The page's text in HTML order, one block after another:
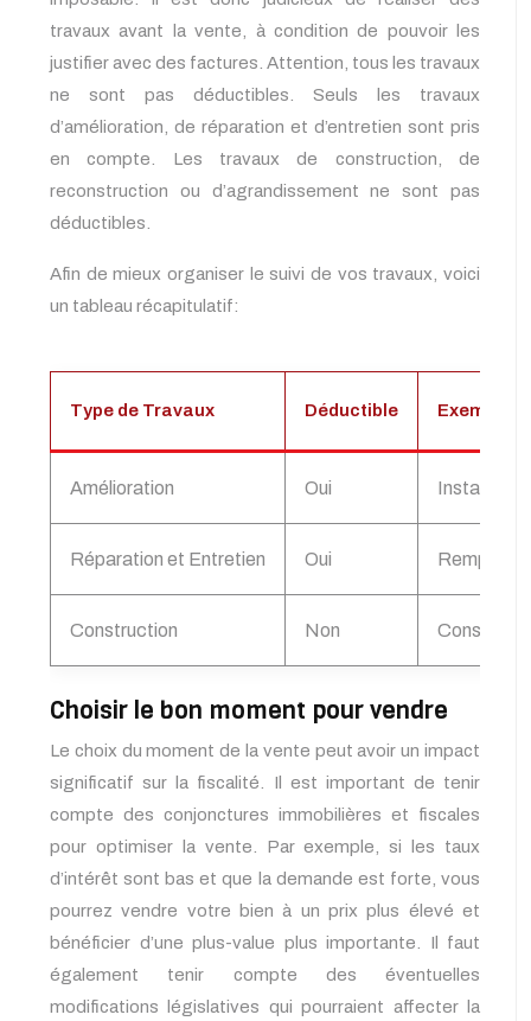
travaux avant la vente, à condition de pouvoir les
justifier avec des factures. Attention, tous les travaux
ne sont pas déductibles. Seuls les travaux
d’amélioration, de réparation et d’entretien sont pris
en compte. Les travaux de construction, de
reconstruction ou d’agrandissement ne sont pas
déductibles.
Afin de mieux organiser le suivi de vos travaux, voici
un tableau récapitulatif:
Type de Travaux Déductible Exemples
Amélioration Oui Installation
Réparation et Entretien Oui
Construction Non
Choisir le bon moment pour vendre
Le choix du moment de la vente peut avoir un impact
significatif sur la fiscalité. Il est important de tenir
compte des conjonctures immobilières et fiscales
pour optimiser la vente. Par exemple, si les taux
d’intérêt sont bas et que la demande est forte, vous
pourrez vendre votre bien à un prix plus élevé et
bénéficier d’une plus-value plus importante. Il faut
également tenir compte des éventuelles
modifications législatives qui pourraient affecter la